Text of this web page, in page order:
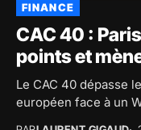
FINANCE
CAC 40 :
points et
Le CAC 40 dépasse
européen face à un